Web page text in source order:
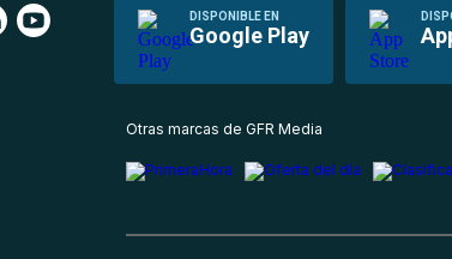
DISPONIBLE EN
Google Play
Otras marcas de GFR Media